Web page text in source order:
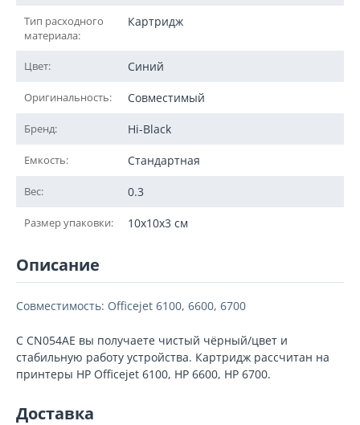
Тип расходного
материала:
Картридж
Цвет: Синий
Оригинальность: Совместимый
Бренд: Hi-Black
Емкость: Стандартная
Вес: 0.3
Размер упаковки: 10x10x3 см
Описание
Совместимость: Officejet 6100, 6600, 6700
С CN054AE вы получаете чистый чёрный/цвет и
стабильную работу устройства. Картридж рассчитан на
принтеры HP Officejet 6100, HP 6600, HP 6700.
Доставка